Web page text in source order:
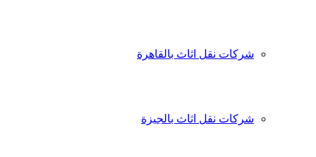
شركات نقل اثاث بالقاهرة
شركات نقل اثاث بالجيزة